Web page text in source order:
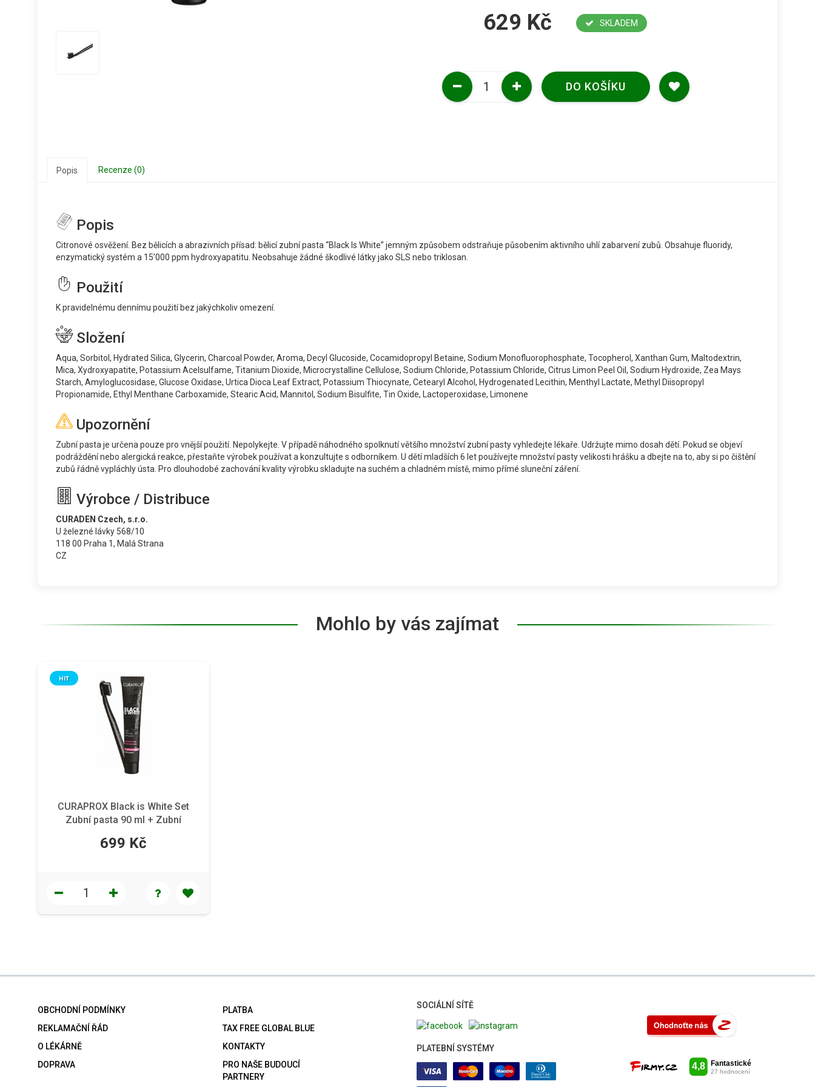
629 Kč SKLADEM
DO KOŠÍKU
Popis Recenze (0)
Popis
Citronové osvěžení. Bez bělicích a abrazivních přísad: bělicí zubní pasta “Black Is White” jemným způsobem odstraňuje působením aktivního uhlí zabarvení zubů. Obsahuje fluoridy,
enzymatický systém a 15’000 ppm hydroxyapatitu. Neobsahuje žádné škodlivé látky jako SLS nebo triklosan.
Použití
K pravidelnému dennímu použití bez jakýchkoliv omezení.
Složení
Aqua, Sorbitol, Hydrated Silica, Glycerin, Charcoal Powder, Aroma, Decyl Glucoside, Cocamidopropyl Betaine, Sodium Monofluorophosphate, Tocopherol, Xanthan Gum, Maltodextrin,
Mica, Xydroxyapatite, Potassium Acelsulfame, Titanium Dioxide, Microcrystalline Cellulose, Sodium Chloride, Potassium Chloride, Citrus Limon Peel Oil, Sodium Hydroxide, Zea Mays
Starch, Amyloglucosidase, Glucose Oxidase, Urtica Dioca Leaf Extract, Potassium Thiocynate, Cetearyl Alcohol, Hydrogenated Lecithin, Menthyl Lactate, Methyl Diisopropyl
Propionamide, Ethyl Menthane Carboxamide, Stearic Acid, Mannitol, Sodium Bisulfite, Tin Oxide, Lactoperoxidase, Limonene
Upozornění
Zubní pasta je určena pouze pro vnější použití. Nepolykejte. V případě náhodného spolknutí většího množství zubní pasty vyhledejte lékaře. Udržujte mimo dosah dětí. Pokud se objeví
podráždění nebo alergická reakce, přestaňte výrobek používat a konzultujte s odborníkem. U dětí mladších 6 let používejte množství pasty velikosti hrášku a dbejte na to, aby si po čištění
zubů řádně vypláchly ústa. Pro dlouhodobé zachování kvality výrobku skladujte na suchém a chladném místě, mimo přímé sluneční záření.
Výrobce / Distribuce
CURADEN Czech, s.r.o.
U železné lávky 568/10
118 00 Praha 1, Malá Strana
CZ
Mohlo by vás zajímat
CURAPROX Black is White Set
Zubní pasta 90 ml + Zubní
HIT
699 Kč
OBCHODNÍ PODMÍNKY
REKLAMAČNÍ ŘÁD
O LÉKÁRNĚ
DOPRAVA
PLATBA
TAX FREE GLOBAL BLUE
KONTAKTY
PRO NAŠE BUDOUCÍ
PARTNERY
SOCIÁLNÍ SÍTĚ
PLATEBNÍ SYSTÉMY